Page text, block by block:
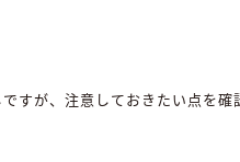
すが、注意しておきたい点を確